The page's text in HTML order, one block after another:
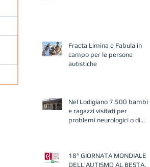
Fracta Limina e Fabula in
campo per le persone
autistiche
Nel Lodigiano 7.500 bambini
e ragazzi visitati per
problemi neurologici o di
18° GIORNATA MONDIALE
DELL’AUTISMO AL BESTA.